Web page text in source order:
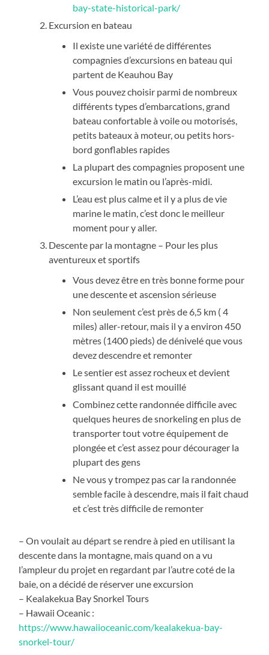
bay-state-historical-park/
Excursion en bateau
Il existe une variété de différentes
compagnies d’excursions en bateau qui
partent de Keauhou Bay
Vous pouvez choisir parmi de nombreux
différents types d’embarcations, grand
bateau confortable à voile ou motorisés,
petits bateaux à moteur, ou petits hors-
bord gonflables rapides
La plupart des compagnies proposent une
excursion le matin ou l’après-midi.
L’eau est plus calme et il y a plus de vie
marine le matin, c’est donc le meilleur
moment pour y aller.
Descente par la montagne – Pour les plus
aventureux et sportifs
Vous devez être en très bonne forme pour
une descente et ascension sérieuse
Non seulement c’est près de 6,5 km ( 4
miles) aller-retour, mais il y a environ 450
mètres (1400 pieds) de dénivelé que vous
devez descendre et remonter
Le sentier est assez rocheux et devient
glissant quand il est mouillé
Combinez cette randonnée difficile avec
quelques heures de snorkeling en plus de
transporter tout votre équipement de
plongée et c’est assez pour décourager la
plupart des gens
Ne vous y trompez pas car la randonnée
semble facile à descendre, mais il fait chaud
et c’est très difficile de remonter
– On voulait au départ se rendre à pied en utilisant la
descente dans la montagne, mais quand on a vu
l’ampleur du projet en regardant par l’autre coté de la
baie, on a décidé de réserver une excursion
– Kealakekua Bay Snorkel Tours
– Hawaii Oceanic :
https://www.hawaiioceanic.com/kealakekua-bay-
snorkel-tour/